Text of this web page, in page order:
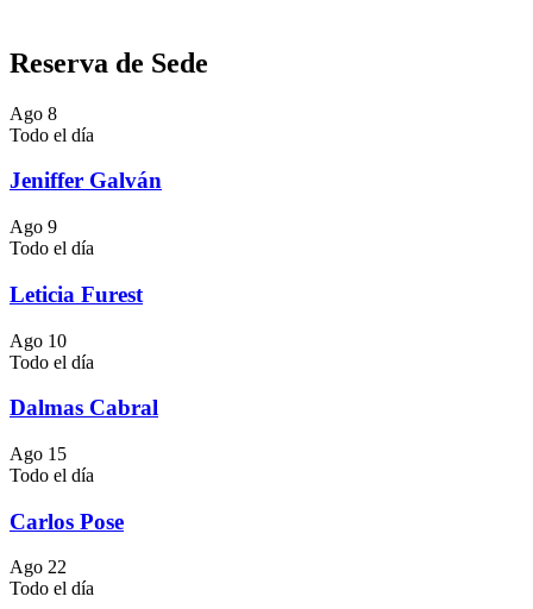
Reserva de Sede
Ago 8
Todo el día
Jeniffer Galván
Ago 9
Todo el día
Leticia Furest
Ago 10
Todo el día
Dalmas Cabral
Ago 15
Todo el día
Carlos Pose
Ago 22
Todo el día